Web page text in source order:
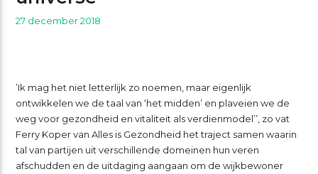
27 december 2018
’Ik mag het niet letterlijk zo noemen, maar eigenlijk
ontwikkelen we de taal van ‘het midden’ en plaveien we de
weg voor gezondheid en vitaliteit als verdienmodel’’, zo vat
Ferry Koper van Alles is Gezondheid het traject samen waarin
tal van partijen uit verschillende domeinen hun veren
afschudden en de uitdaging aangaan om de wijkbewoner